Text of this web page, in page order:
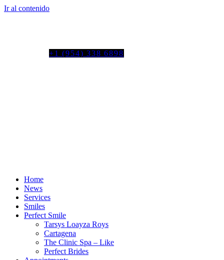
Ir al contenido
+1 (954) 338 6898
Home
News
Services
Smiles
Perfect Smile
Tarsys Loayza Roys
Cartagena
The Clinic Spa – Like
Perfect Brides